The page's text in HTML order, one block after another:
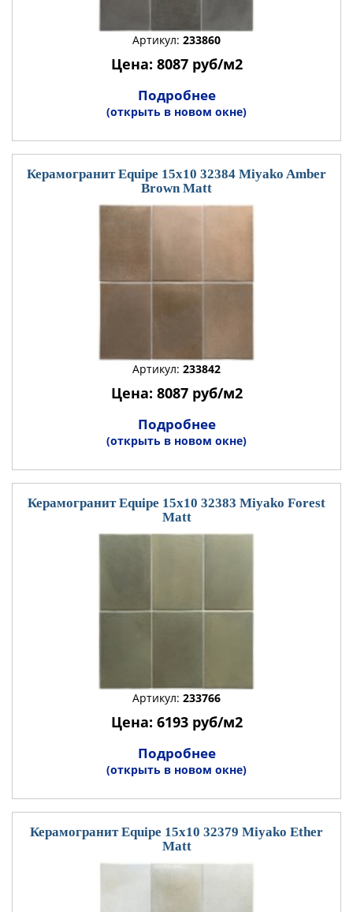
Артикул: 233860
Цена: 8087 руб/м2
Подробнее
(открыть в новом окне)
Керамогранит Equipe 15x10 32384 Miyako Amber
Brown Matt
Артикул: 233842
Цена: 8087 руб/м2
Подробнее
(открыть в новом окне)
Керамогранит Equipe 15x10 32383 Miyako Forest
Matt
Артикул: 233766
Цена: 6193 руб/м2
Подробнее
(открыть в новом окне)
Керамогранит Equipe 15x10 32379 Miyako Ether
Matt